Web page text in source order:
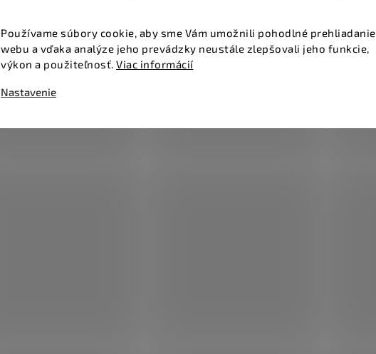
Používame súbory cookie, aby sme Vám umožnili pohodlné prehliadanie
webu a vďaka analýze jeho prevádzky neustále zlepšovali jeho funkcie,
výkon a použiteľnosť. Viac informácií
Nastavenie